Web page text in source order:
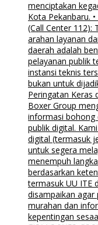
menciptakan
Kota Pekanbaru.
(Call Center 112):
arahan layanan
daerah adalah
pelayanan publik
instansi teknis
bukan untuk
Peringatan Keras
Boxer Group
informasi bohong
publik digital.
digital (termasuk
untuk segera
menempuh
berdasarkan
termasuk UU ITE
disampaikan
murahan dan
kepentingan